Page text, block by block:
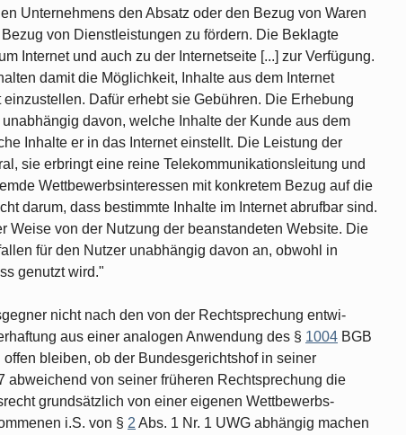
Unternehmens den Absatz oder den Bezug von Waren
von Dienstleistungen zu fördern. Die Beklagte
Internet und auch zu der Internetseite [...] zur Verfügung.
damit die Möglichkeit, Inhalte aus dem Internet
Dafür erhebt sie Gebühren. Die Erhebung
davon, welche Inhalte der Kunde aus dem
Inhalte er in das Internet einstellt. Die Leistung der
sie erbringt eine reine Telekommunikationsleitung und
Wettbewerbsinteressen mit konkretem Bezug auf die
darum, dass bestimmte Inhal­te im Internet abrufbar sind.
Weise von der Nutzung der beanstandeten Website. Die
für den Nutzer unabhängig davon an, obwohl in
genutzt wird."
nicht nach den von der Rechtsprechung entwi­
aus einer analogen Anwendung des § 1004 BGB
bleiben, ob der Bundesgerichtshof in seiner
abweichend von seiner früheren Rechtsprechung die
grundsätzlich von einer eigenen Wettbewerbs­
i.S. von § 2 Abs. 1 Nr. 1 UWG abhängig ma­chen